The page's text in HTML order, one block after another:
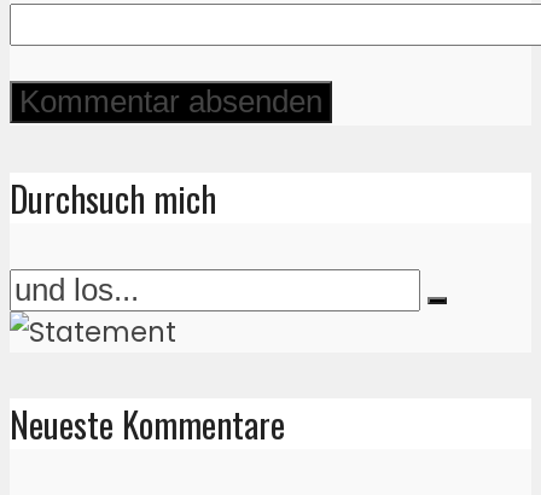
Durchsuch mich
Neueste Kommentare